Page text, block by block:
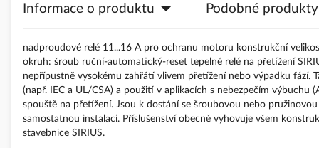
galerie
Informace o produktu Podobné produkty
nadproudové relé 11...16 A pro ochranu motoru konstrukční
okruh: šroub ruční-automatický-reset tepelné relé na přetížení
nepřípustně vysokému zahřátí vlivem přetížení nebo výpadku fází.
(např. IEC a UL/CSA) a použití v aplikacích s nebezpečím výbuchu
spouště na přetížení. Jsou k dostání se šroubovou nebo
samostatnou instalaci. Příslušenství obecně vyhovuje všem
stavebnice SIRIUS.